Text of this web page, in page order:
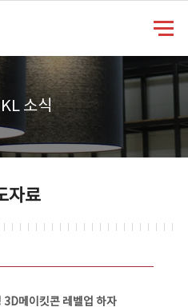
소식
자료
3D메이킷콘 레벨업 하자